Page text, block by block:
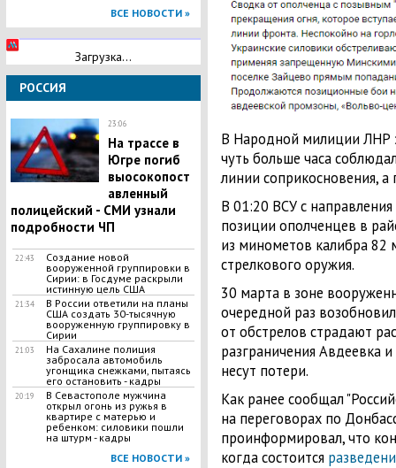
ВСЕ НОВОСТИ »
Загрузка...
РОССИЯ
23:06
Ha тpacce в
Югpe погиб
выocoкопост
авленный
полицейский - СМИ узнали
подробности ЧП
22:43
Создание новой
вооруженной группировки в
Сирии: в Госдуме раскрыли
истинную цель США
21:34
В России ответили на планы
США создать 30-тысячную
вооруженную группировку в
Сирии
21:03
На Сахалине полиция
забросала автомобиль
угонщика снежками, пытаясь
его остановить - кадры
20:19
В Севастополе мужчина
открыл огонь из ружья в
квартире с матерью и
ребенком: силовики пошли
на штурм - кадры
ВСЕ НОВОСТИ »
В Народной милиции ЛНР
чуть больше часа
линии соприкосновения,
В 01:20 ВСУ с направления
позиции ополченцев в
из минометов калибра 82
стрелкового оружия.
30 марта в зоне
очередной раз
от обстрелов страдают
разграничения Авдеевка
несут потери.
Как ранее сообщал
на переговорах по
проинформировал, что
когда состоится